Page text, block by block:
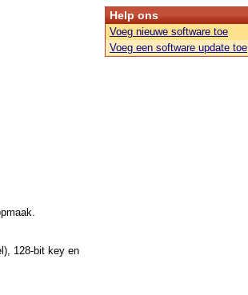
128-bit key en
Help ons
Voeg nieuwe software toe
Voeg een software update toe